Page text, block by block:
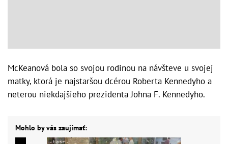
McKeanová bola so svojou rodinou na návšteve u svojej
matky, ktorá je najstaršou dcérou Roberta Kennedyho a
neterou niekdajšieho prezidenta Johna F. Kennedyho.
Mohlo by vás zaujímať: